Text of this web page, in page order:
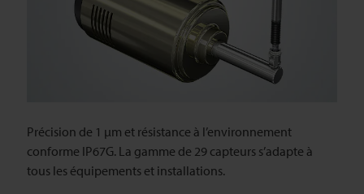
Précision de 1 µm et résistance à l’environnement
conforme IP67G. La gamme de 29 capteurs s’adapte à
tous les équipements et installations.